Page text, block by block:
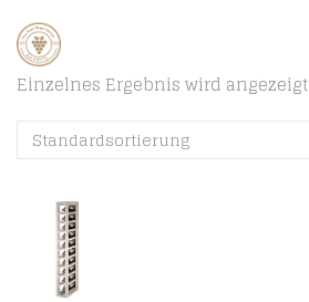
Einzelnes Ergebnis wird angezeigt
Standardsortierung